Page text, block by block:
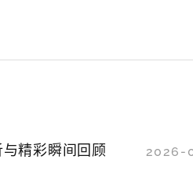
精彩瞬间回顾 2026-